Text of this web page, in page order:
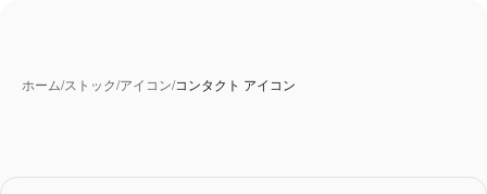
ホーム/ストック/アイコン/コンタクト アイコン